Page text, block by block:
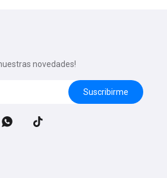
novedades!
Suscribirme
 